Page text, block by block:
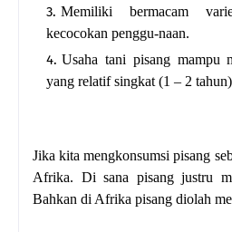
Memiliki bermacam
kecocokan penggu-naan.
Usaha tani pisang mampu
yang relatif singkat (1 – 2
Jika kita mengkonsumsi pisang
Afrika. Di sana pisang justru
Bahkan di Afrika pisang diolah